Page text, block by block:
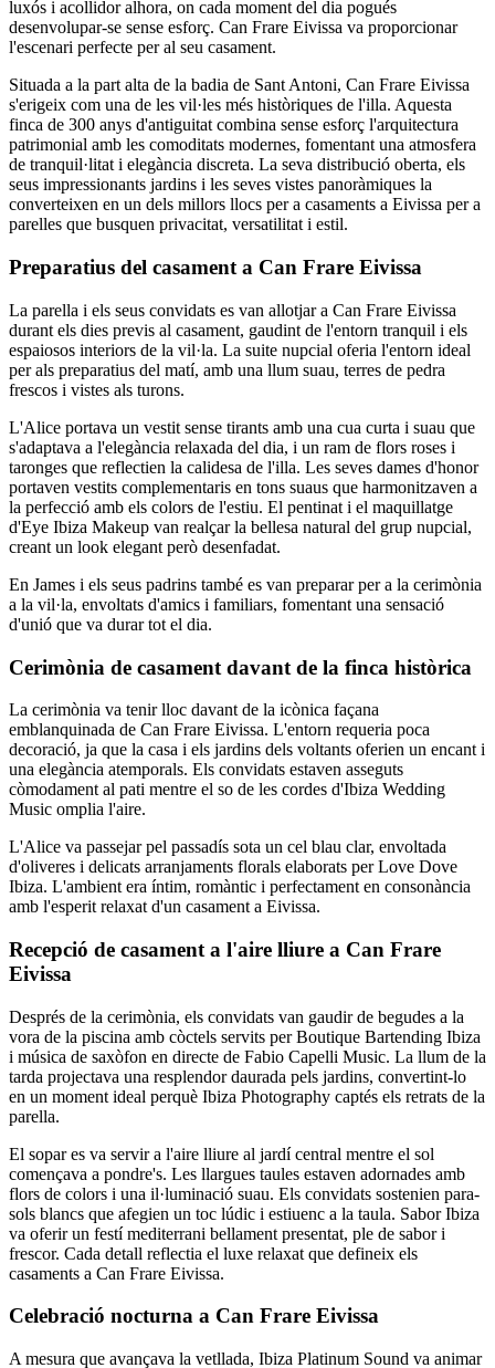
luxós i acollidor alhora, on cada moment del dia pogués
desenvolupar-se sense esforç. Can Frare Eivissa va proporcionar
l'escenari perfecte per al seu casament.
Situada a la part alta de la badia de Sant Antoni, Can Frare Eivissa
s'erigeix ​​com una de les vil·les més històriques de l'illa. Aquesta
finca de 300 anys d'antiguitat combina sense esforç l'arquitectura
patrimonial amb les comoditats modernes, fomentant una atmosfera
de tranquil·litat i elegància discreta. La seva distribució oberta, els
seus impressionants jardins i les seves vistes panoràmiques la
converteixen en un dels millors llocs per a casaments a Eivissa per a
parelles que busquen privacitat, versatilitat i estil.
Preparatius del casament a Can Frare Eivissa
La parella i els seus convidats es van allotjar a Can Frare Eivissa
durant els dies previs al casament, gaudint de l'entorn tranquil i els
espaiosos interiors de la vil·la. La suite nupcial oferia l'entorn ideal
per als preparatius del matí, amb una llum suau, terres de pedra
frescos i vistes als turons.
L'Alice portava un vestit sense tirants amb una cua curta i suau que
s'adaptava a l'elegància relaxada del dia, i un ram de flors roses i
taronges que reflectien la calidesa de l'illa. Les seves dames d'honor
portaven vestits complementaris en tons suaus que harmonitzaven a
la perfecció amb els colors de l'estiu. El pentinat i el maquillatge
d'Eye Ibiza Makeup van realçar la bellesa natural del grup nupcial,
creant un look elegant però desenfadat.
En James i els seus padrins també es van preparar per a la cerimònia
a la vil·la, envoltats d'amics i familiars, fomentant una sensació
d'unió que va durar tot el dia.
Cerimònia de casament davant de la finca històrica
La cerimònia va tenir lloc davant de la icònica façana
emblanquinada de Can Frare Eivissa. L'entorn requeria poca
decoració, ja que la casa i els jardins dels voltants oferien un encant i
una elegància atemporals. Els convidats estaven asseguts
còmodament al pati mentre el so de les cordes d'Ibiza Wedding
Music omplia l'aire.
L'Alice va passejar pel passadís sota un cel blau clar, envoltada
d'oliveres i delicats arranjaments florals elaborats per Love Dove
Ibiza. L'ambient era íntim, romàntic i perfectament en consonància
amb l'esperit relaxat d'un casament a Eivissa.
Recepció de casament a l'aire lliure a Can Frare
Eivissa
Després de la cerimònia, els convidats van gaudir de begudes a la
vora de la piscina amb còctels servits per Boutique Bartending Ibiza
i música de saxòfon en directe de Fabio Capelli Music. La llum de la
tarda projectava una resplendor daurada pels jardins, convertint-lo
en un moment ideal perquè Ibiza Photography captés els retrats de la
parella.
El sopar es va servir a l'aire lliure al jardí central mentre el sol
començava a pondre's. Les llargues taules estaven adornades amb
flors de colors i una il·luminació suau. Els convidats sostenien para-
sols blancs que afegien un toc lúdic i estiuenc a la taula. Sabor Ibiza
va oferir un festí mediterrani bellament presentat, ple de sabor i
frescor. Cada detall reflectia el luxe relaxat que defineix els
casaments a Can Frare Eivissa.
Celebració nocturna a Can Frare Eivissa
A mesura que avançava la vetllada, Ibiza Platinum Sound va animar